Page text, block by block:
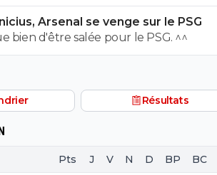
Arsenal se venge sur le PSG
bien d'être salée pour le PSG. ^^
Résultats
Pts J V N D BP BC